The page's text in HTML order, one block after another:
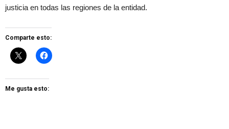
justicia en todas las regiones de la entidad.
Comparte esto:
Me gusta esto: